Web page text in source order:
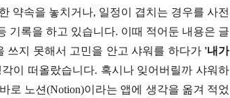
약속을 놓치거나, 일정이 겹치는 경우를 사전
기록을 하고 있습니다. 이때 적어둔 내용은 글
쓰지 못해서 고민을 안고 샤워를 하다가 '내가
이 떠올랐습니다. 혹시나 잊어버릴까 샤워하
로 노션(Notion)이라는 앱에 생각을 옮겨 적었